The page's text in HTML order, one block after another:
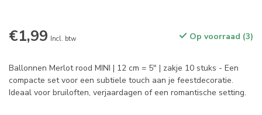
€1,99 Incl. btw Op voorraad (3)
Ballonnen Merlot rood MINI | 12 cm = 5" | zakje 10 stuks - Een
compacte set voor een subtiele touch aan je feestdecoratie.
Ideaal voor bruiloften, verjaardagen of een romantische setting.